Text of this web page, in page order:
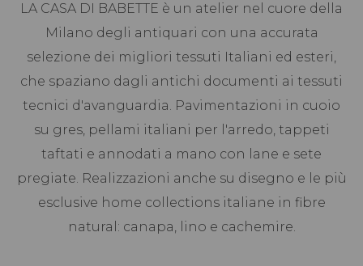
LA CASA DI BABETTE è un atelier nel cuore della
Milano degli antiquari con una accurata
selezione dei migliori tessuti Italiani ed esteri,
che spaziano dagli antichi documenti ai tessuti
tecnici d'avanguardia. Pavimentazioni in cuoio
su gres, pellami italiani per l'arredo, tappeti
taftati e annodati a mano con lane e sete
pregiate. Realizzazioni anche su disegno e le più
esclusive home collections italiane in fibre
natural: canapa, lino e cachemire.